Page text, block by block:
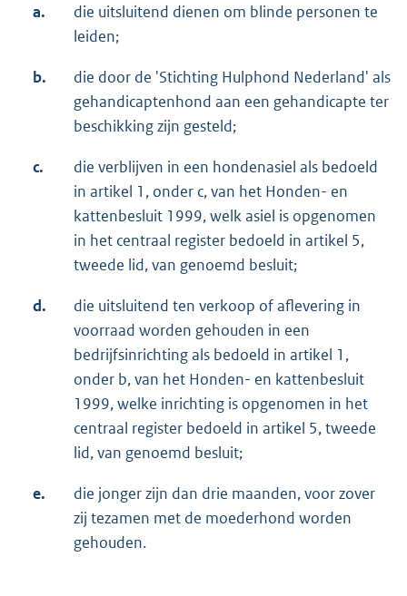
a.
die uitsluitend dienen om blinde personen te
leiden;
b.
die door de 'Stichting Hulphond Nederland' als
gehandicaptenhond aan een gehandicapte ter
beschikking zijn gesteld;
c.
die verblijven in een hondenasiel als bedoeld
in artikel 1, onder c, van het Honden- en
kattenbesluit 1999, welk asiel is opgenomen
in het centraal register bedoeld in artikel 5,
tweede lid, van genoemd besluit;
d.
die uitsluitend ten verkoop of aflevering in
voorraad worden gehouden in een
bedrijfsinrichting als bedoeld in artikel 1,
onder b, van het Honden- en kattenbesluit
1999, welke inrichting is opgenomen in het
centraal register bedoeld in artikel 5, tweede
lid, van genoemd besluit;
e.
die jonger zijn dan drie maanden, voor zover
zij tezamen met de moederhond worden
gehouden.